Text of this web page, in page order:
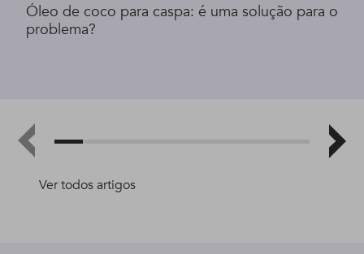
Ver todos artigos
Óleo de coco para caspa: é uma solução para o
problema?